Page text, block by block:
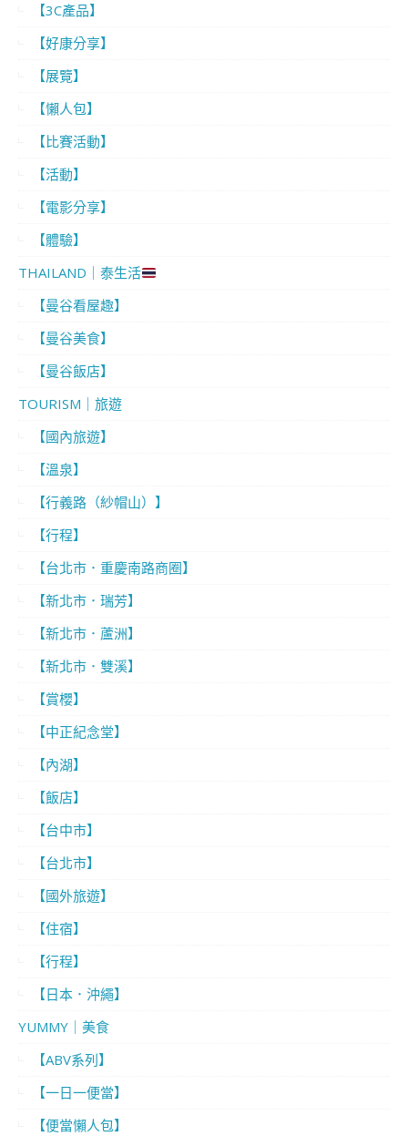
【3C產品】
【好康分享】
【展覽】
【懶人包】
【比賽活動】
【活動】
【電影分享】
【體驗】
THAILAND｜泰生活
【曼谷看屋趣】
【曼谷美食】
【曼谷飯店】
TOURISM｜旅遊
【國內旅遊】
【溫泉】
【行義路（紗帽山）】
【行程】
【台北市．重慶南路商圈】
【新北市．瑞芳】
【新北市．蘆洲】
【新北市．雙溪】
【賞櫻】
【中正紀念堂】
【內湖】
【飯店】
【台中市】
【台北市】
【國外旅遊】
【住宿】
【行程】
【日本．沖繩】
YUMMY｜美食
【ABV系列】
【一日一便當】
【便當懶人包】